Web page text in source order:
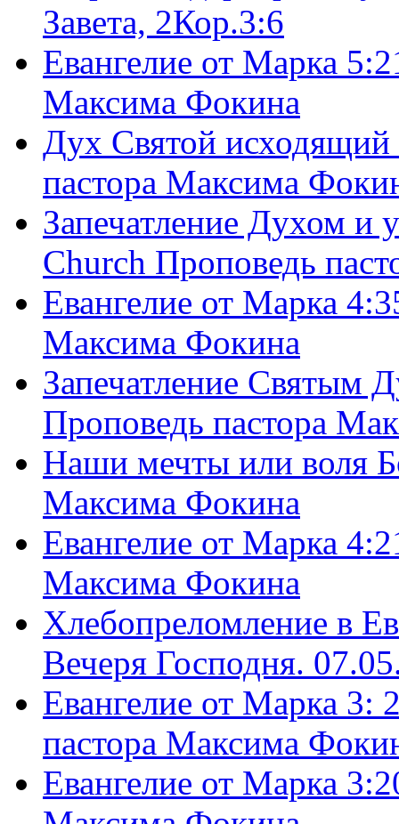
Завета, 2Кор.3:6
Евангелие от Марка
Максима Фокина
Дух Святой
пастора Максима
Запечатление Духом и
Church Проповедь
Евангелие от Марка
Максима Фокина
Запечатление Святым
Проповедь пастора
Наши мечты или воля
Максима Фокина
Евангелие от Марка
Максима Фокина
Хлебопреломление в
Вечеря Господня.
Евангелие от Марка 3:
пастора Максима
Евангелие от Марка